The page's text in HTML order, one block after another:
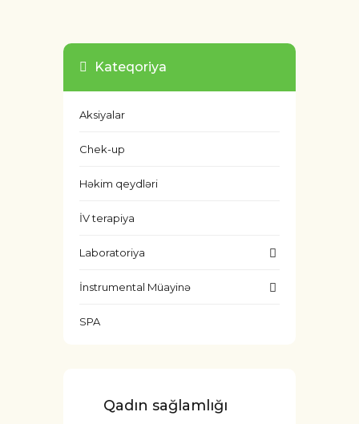
Kateqoriya
Aksiyalar
Chek-up
Həkim qeydləri
İV terapiya
Laboratoriya
İnstrumental Müayinə
SPA
Qadın sağlamlığı